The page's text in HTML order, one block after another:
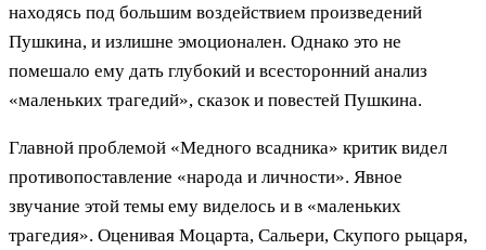
находясь под большим воздействием произведений
Пушкина, и излишне эмоционален. Однако это не
помешало ему дать глубокий и всесторонний анализ
«маленьких трагедий», сказок и повестей Пушкина.
Главной проблемой «Медного всадника» критик видел
противопоставление «народа и личности». Явное
звучание этой темы ему виделось и в «маленьких
трагедия». Оценивая Моцарта, Сальери, Скупого рыцаря,